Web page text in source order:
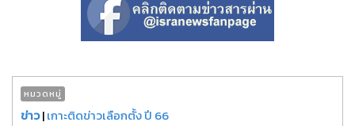
หมวดหมู่
ข่าว|เกาะติดข่าวเลือกตั้ง ปี 66